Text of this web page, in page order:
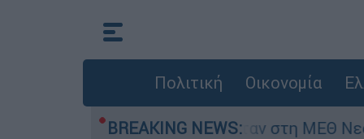
Πολιτική Οικονομία
BREAKING NEWS:
- Νοσηλευόταν στη ΜΕΘ Νεογνών